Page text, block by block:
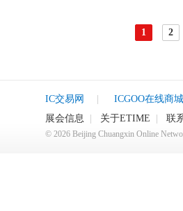
1 2
IC交易网 ICGOO在线商城
展会信息
关于ETIME 联
© 2026 Beijing Chuangxin Online